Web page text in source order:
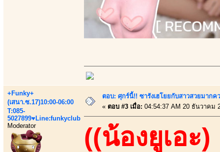
+Funky+
(เสนา.ซ.17)10:00-06:00
T:085-
5027899♥Line:funkyclub
Moderator
ตอบ: ศุกร์นี้!! ซารังเฮโยยกับสาวสวยมาก
« ตอบ #3 เมื่อ: 04:54:37 AM 20 ธันวาคม
((น้องยูเอะ)